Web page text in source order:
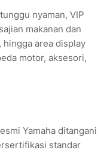
nyaman, VIP
makanan dan
hingga area display
motor, aksesori,
Yamaha ditangani
standar